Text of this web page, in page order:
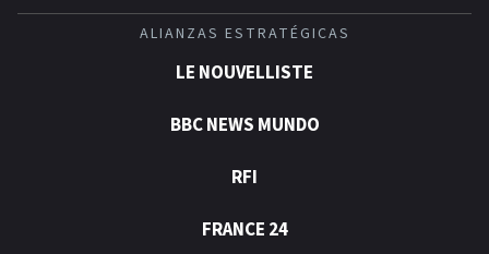
ALIANZAS ESTRATÉGICAS
LE NOUVELLISTE
BBC NEWS MUNDO
RFI
FRANCE 24